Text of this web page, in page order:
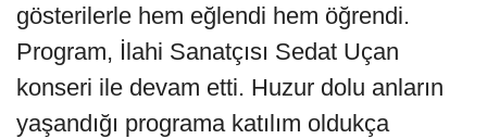
gösterilerle hem eğlendi hem öğrendi.
Program, İlahi Sanatçısı Sedat Uçan
konseri ile devam etti. Huzur dolu anların
yaşandığı programa katılım oldukça